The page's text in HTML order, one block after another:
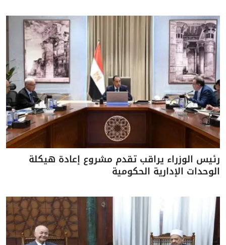
رئيس الوزراء يراقب تقدم مشروع إعادة هيكلة
الوحدات الإدارية الحكومية